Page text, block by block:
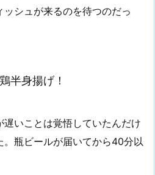
シュが来るのを待つのだっ
半身揚げ！
いことは覚悟していたんだけ
。瓶ビールが届いてから40分以